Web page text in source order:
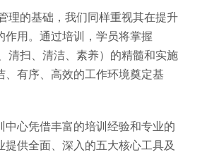
理的基础，我们同样重视其在提升
作用。通过培训，学员将掌握
清扫、清洁、素养）的精髓和实施
、有序、高效的工作环境奠定基
中心凭借丰富的培训经验和专业的
提供全面、深入的五大核心工具及